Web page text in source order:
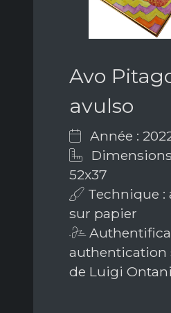
Avo
avulso
Année :
52x37
Technique :
sur papier
authentication
de Luigi Ontani